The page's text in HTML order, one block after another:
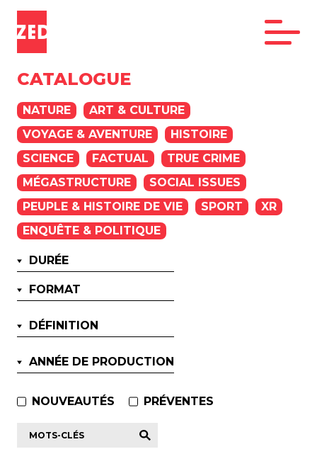
CATALOGUE
NATURE
ART & CULTURE
VOYAGE & AVENTURE
HISTOIRE
SCIENCE
FACTUAL
TRUE CRIME
MÉGASTRUCTURE
SOCIAL ISSUES
PEUPLE & HISTOIRE DE VIE
SPORT
XR
ENQUÊTE & POLITIQUE
DURÉE
FORMAT
DÉFINITION
ANNÉE DE PRODUCTION
NOUVEAUTÉS PRÉVENTES
Mots-
clés